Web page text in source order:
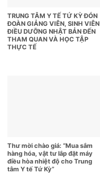
TRUNG TÂM Y TẾ TỨ KỲ ĐÓN
ĐOÀN GIẢNG VIÊN, SINH VIÊN
ĐIỀU DƯỠNG NHẬT BẢN ĐẾN
THAM QUAN VÀ HỌC TẬP
THỰC TẾ
Thư mời chào giá: “Mua sắm
hàng hóa, vật tư lắp đặt máy
điều hòa nhiệt độ cho Trung
tâm Y tế Tứ Kỳ”